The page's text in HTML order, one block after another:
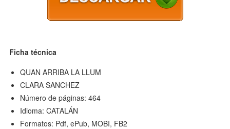
Ficha técnica
QUAN ARRIBA LA LLUM
CLARA SANCHEZ
Número de páginas: 464
Idioma: CATALÁN
Formatos: Pdf, ePub, MOBI, FB2